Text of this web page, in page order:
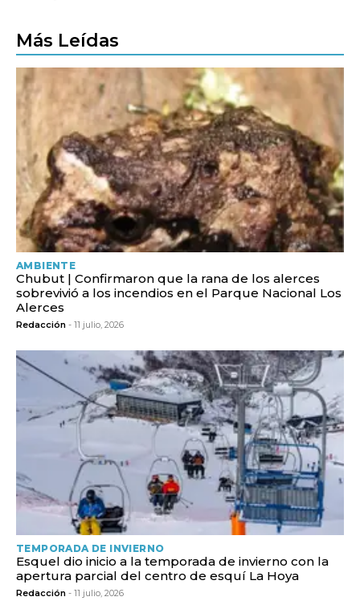
Más Leídas
AMBIENTE
Chubut | Confirmaron que la rana de los alerces
sobrevivió a los incendios en el Parque Nacional Los
Alerces
Redacción - 11 julio, 2026
TEMPORADA DE INVIERNO
Esquel dio inicio a la temporada de invierno con la
apertura parcial del centro de esquí La Hoya
Redacción - 11 julio, 2026